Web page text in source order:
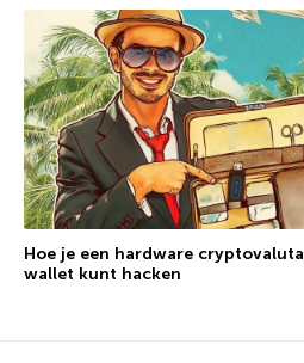
Hoe je een hardware cryptovaluta
wallet kunt hacken